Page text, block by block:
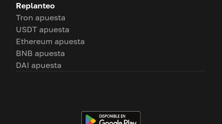
Replanteo
Tron apuesta
USDT apuesta
Ethereum apuesta
BNB apuesta
DAI apuesta